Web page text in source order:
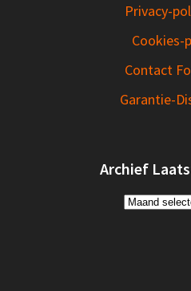
Privacy-
Cookies-
Contact
Garantie-
Archief
Archief